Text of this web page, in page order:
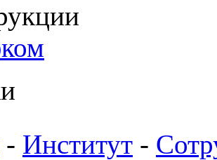
- Институт -